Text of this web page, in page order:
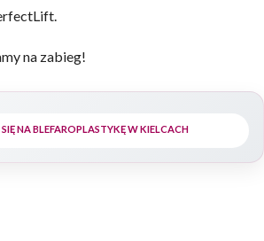
na zabieg!
NA BLEFAROPLASTYKĘ W KIELCACH